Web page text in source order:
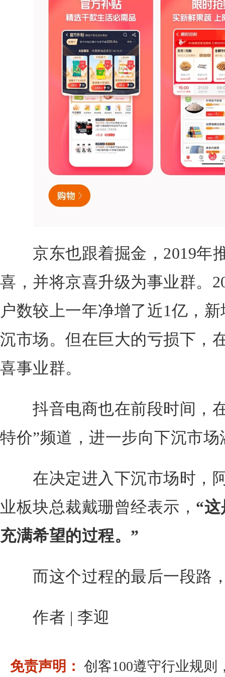
京东也跟着掘金，2019年
喜，并将京喜升级为事业群。
户数较上一年净增了近1亿，
沉市场。但在巨大的亏损下，
喜事业群。
抖音电商也在前段时间，在
特价”频道，进一步向下沉市场
在决定进入下沉市场时，
业板块总裁戴珊曾经表示， “
充满希望的过程。”
而这个过程的最后一段路，
作者 | 李迎
免责声明： 创客100遵守行业规则